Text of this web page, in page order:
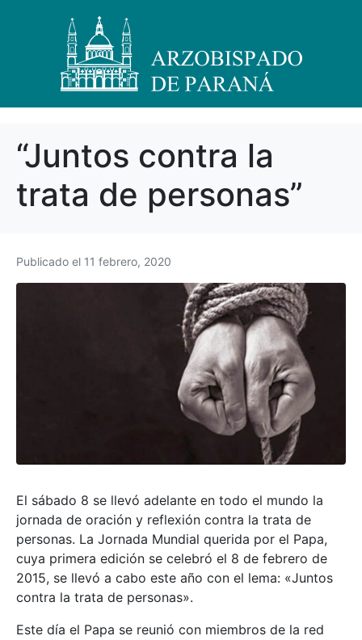
“Juntos contra la
trata de personas”
Publicado el 11 febrero, 2020
El sábado 8 se llevó adelante en todo el mundo la
jornada de oración y reflexión contra la trata de
personas. La Jornada Mundial querida por el Papa,
cuya primera edición se celebró el 8 de febrero de
2015, se llevó a cabo este año con el lema: «Juntos
contra la trata de personas».
Este día el Papa se reunió con miembros de la red